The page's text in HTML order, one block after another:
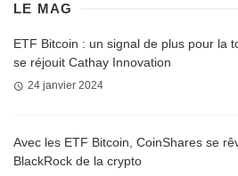
LE MAG
ETF Bitcoin : un signal de plus pour la
se réjouit Cathay Innovation
24 janvier 2024
Avec les ETF Bitcoin, CoinShares se
BlackRock de la crypto